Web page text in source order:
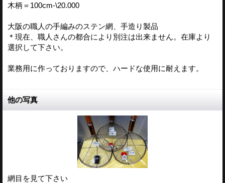
木柄＝100cm-\20.000
大阪の職人の手編みのステン網、手造り製品
＊現在、職人さんの都合により別注は出来ません。在庫より
選択して下さい。
業務用に作っておりますので、ハードな使用に耐えます。
他の写真
網目を見て下さい